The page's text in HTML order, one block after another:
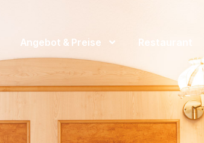
Angebot & Preise Restaurant